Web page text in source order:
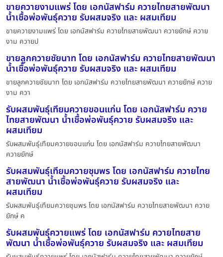
ขายควายงามแพร่ โดย เอกนัสฟาร์ม ควายไทยสายพัฒนา
น้ำเชื้อพ่อพันธุ์ควาย รับผสมจริง และ ผสมเทียม
ขายควายงามแพร่ โดย เอกนัสฟาร์ม ควายไทยสายพัฒนา ควายยักษ์ ควาย
งาม ควายป
ขายลูกควายชัยนาท โดย เอกนัสฟาร์ม ควายไทยสายพัฒนา
น้ำเชื้อพ่อพันธุ์ควาย รับผสมจริง และ ผสมเทียม
ขายลูกควายชัยนาท โดย เอกนัสฟาร์ม ควายไทยสายพัฒนา ควายยักษ์ ควาย
งาม ควา
รับผสมพันธุ์เทียมควายขอนแก่น โดย เอกนัสฟาร์ม ควาย
ไทยสายพัฒนา น้ำเชื้อพ่อพันธุ์ควาย รับผสมจริง และ
ผสมเทียม
รับผสมพันธุ์เทียมควายขอนแก่น โดย เอกนัสฟาร์ม ควายไทยสายพัฒนา
ควายยักษ์
รับผสมพันธุ์เทียมควายชุมพร โดย เอกนัสฟาร์ม ควายไทย
สายพัฒนา น้ำเชื้อพ่อพันธุ์ควาย รับผสมจริง และ
ผสมเทียม
รับผสมพันธุ์เทียมควายชุมพร โดย เอกนัสฟาร์ม ควายไทยสายพัฒนา ควาย
ยักษ์ ค
รับผสมพันธุ์ควายแพร่ โดย เอกนัสฟาร์ม ควายไทยสาย
พัฒนา น้ำเชื้อพ่อพันธุ์ควาย รับผสมจริง และ ผสมเทียม